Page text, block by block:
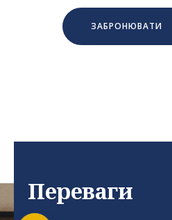
ЗАБРОНЮВАТИ
Переваги